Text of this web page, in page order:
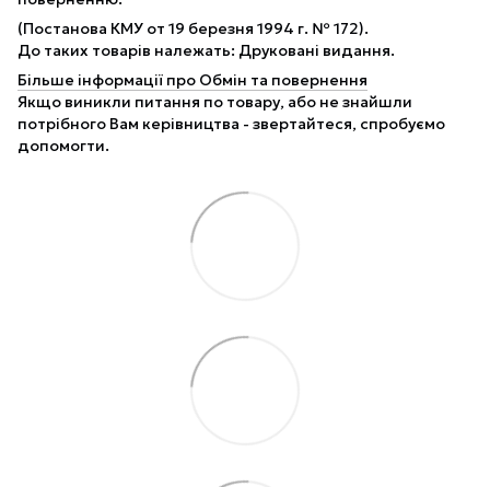
(Постанова КМУ от 19 березня 1994 г. № 172).
До таких товарів належать: Друковані видання.
Більше інформації про Обмін та повернення
Якщо виникли питання по товару, або не знайшли
потрібного Вам керівництва - звертайтеся, спробуємо
допомогти.